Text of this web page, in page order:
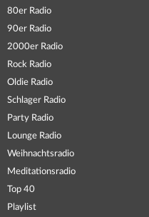
80er Radio
90er Radio
2000er Radio
Rock Radio
Oldie Radio
Schlager Radio
Party Radio
Lounge Radio
Weihnachtsradio
Meditationsradio
Top 40
Playlist